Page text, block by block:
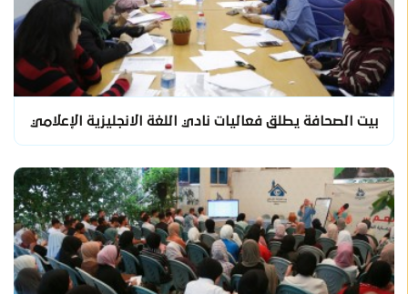
بيت الصحافة يطلق فعاليات نادي اللغة الانجليزية الإعلامي